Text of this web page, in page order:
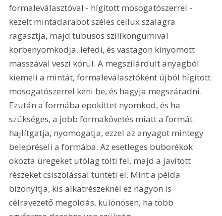
formaleválasztóval - hígított mosogatószerrel -
kezelt mintadarabot széles cellux szalagra
ragasztja, majd tubusos szilikongumival
körbenyomkodja, lefedi, és vastagon kinyomott
masszával veszi körül. A megszilárdult anyagból
kiemeli a mintát, formaleválasztóként újból hígított
mosogatószerrel keni be, és hagyja megszáradni.
Ezután a formába epokittet nyomkod, és ha
szükséges, a jobb formakövetés miatt a formát
hajlítgatja, nyomogatja, ezzel az anyagot mintegy
belepréseli a formába. Az esetleges buborékok
okozta üregeket utólag tölti fel, majd a javított
részeket csiszolással tünteti el. Mint a példa
bizonyítja, kis alkatrészeknél ez nagyon is
célravezető megoldás, különösen, ha több